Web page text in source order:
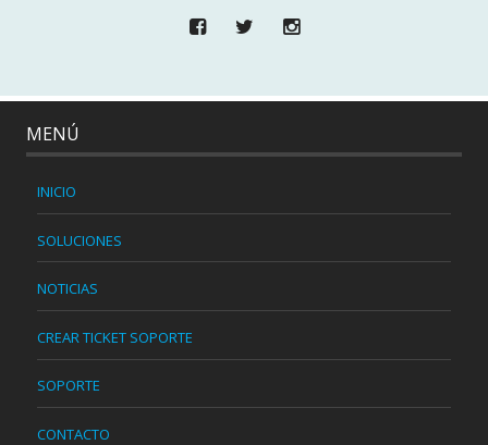
MENÚ
INICIO
SOLUCIONES
NOTICIAS
CREAR TICKET SOPORTE
SOPORTE
CONTACTO